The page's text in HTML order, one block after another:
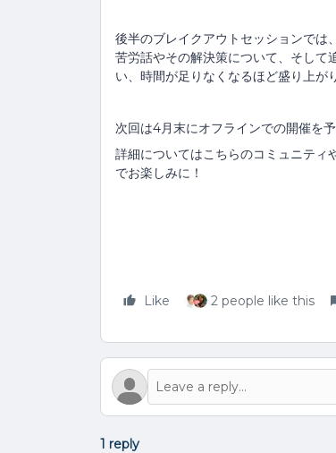
後半のブレイクアウトセッションでは
苦労話やその解決策について、そして
い、時間が足りなくなるほど盛り上が
次回は4月末にオフラインでの開催を予
詳細についてはこちらのコミュニティ
でお楽しみに！
Like 2 people like this
1 reply